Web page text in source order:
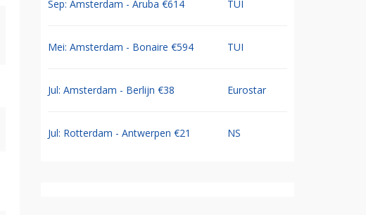
Sep: Amsterdam - Aruba €614 TUI
Mei: Amsterdam - Bonaire €594 TUI
Jul: Amsterdam - Berlijn €38 Eurostar
Jul: Rotterdam - Antwerpen €21 NS